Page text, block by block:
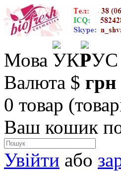
Мова
Валюта $ грн
0 товар
Ваш кошик
Увійти або